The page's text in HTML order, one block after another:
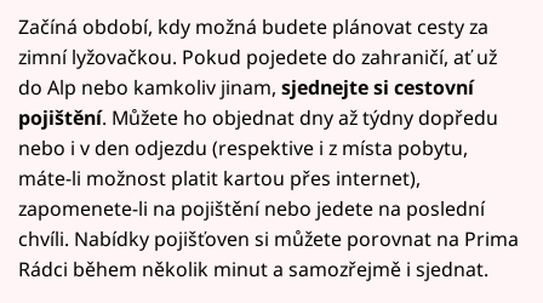
Začíná období, kdy možná budete plánovat cesty za
zimní lyžovačkou. Pokud pojedete do zahraničí, ať už
do Alp nebo kamkoliv jinam, sjednejte si cestovní
pojištění. Můžete ho objednat dny až týdny dopředu
nebo i v den odjezdu (respektive i z místa pobytu,
máte-li možnost platit kartou přes internet),
zapomenete-li na pojištění nebo jedete na poslední
chvíli. Nabídky pojišťoven si můžete porovnat na Prima
Rádci během několik minut a samozřejmě i sjednat.